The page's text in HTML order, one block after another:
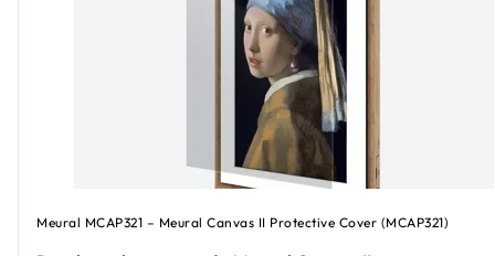
Meural MCAP321 – Meural Canvas II Protective Cover (MCAP321)